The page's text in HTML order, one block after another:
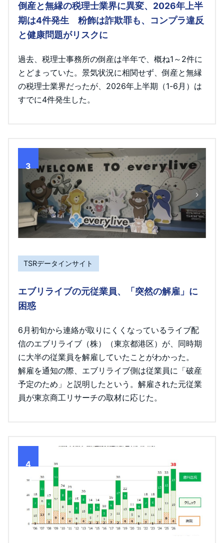
倒産と無縁の税理士業界に異変、2026年上半
期は4件発生 粉飾は詐欺罪も、コンプラ違反
と健康問題がリスクに
過去、税理士事務所の倒産は半年で、概ね1～2件に
とどまっていた。景気状況に相関せず、倒産と無縁
の税理士業界だったが、2026年上半期（1-6月）は
すでに4件発生した。
3
TSRデータインサイト
エブリライブの元従業員、「突然の解雇」に
困惑
6月初旬から連絡が取りにくくなっているライブ配
信のエブリライブ（株）（東京都港区）が、同時期
に大半の従業員を解雇していたことがわかった。
解雇を通知の際、エブリライブ側は従業員に「破産
予定のため」と説明したという。解雇された元従業
員が東京商工リサーチの取材に応じた。
4